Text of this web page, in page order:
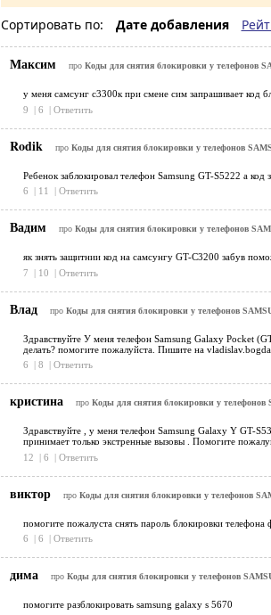
Сортировать по: Дате добавления
Максим про Коды для снятия блокировки у телефонов
у меня самсунг с3300к при смене сим запрашивает код
9
| 6 | Ответить
Rodik про Коды для снятия блокировки у телефонов
Ребенок заблокировал телефон Samsung GT-S5222 а
6
| 11 | Ответить
Вадим про Коды для снятия блокировки у телефонов
як знять защитнии код на самсунгу GT-C3200 забув
7
| 10 | Ответить
Влад про Коды для снятия блокировки у телефонов
Здравствуйте У меня телефон Samsung Galaxy Pocket
делать? помогите пожалуйста. Пишите на
6
| 8 | Ответить
кристина про Коды для снятия блокировки у телефонов
Здравствуйте , у меня телефон Samsung Galaxy Y GT-
принимает только экстренные вызовы . Помогите
12
| 6 | Ответить
виктор про Коды для снятия блокировки у телефонов
помогите пожалуста снять пароль блокировки
6
| 6 | Ответить
дима про Коды для снятия блокировки у телефонов
помогите разблокировать samsung galaxy s 5670